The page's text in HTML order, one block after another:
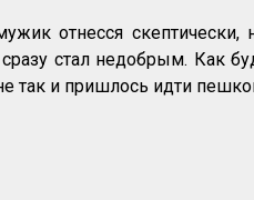
отнесся
стал недобрым. Как
так и пришлось идти